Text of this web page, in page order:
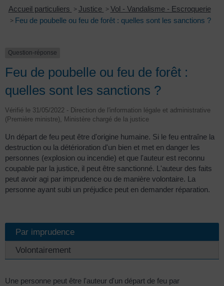
Accueil particuliers > Justice > Vol - Vandalisme - Escroquerie
> Feu de poubelle ou feu de forêt : quelles sont les sanctions ?
Question-réponse
Feu de poubelle ou feu de forêt :
quelles sont les sanctions ?
Vérifié le 31/05/2022 - Direction de l'information légale et administrative
(Première ministre), Ministère chargé de la justice
Un départ de feu peut être d'origine humaine. Si le feu entraîne la
destruction ou la détérioration d'un bien et met en danger les
personnes (explosion ou incendie) et que l'auteur est reconnu
coupable par la justice, il peut être sanctionné. L'auteur des faits
peut avoir agi par imprudence ou de manière volontaire. La
personne ayant subi un préjudice peut en demander réparation.
Par imprudence
Volontairement
Une personne peut être l'auteur d'un départ de feu par